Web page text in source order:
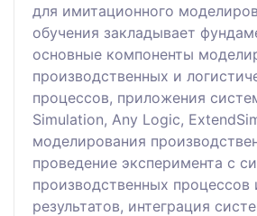
для имитационного
обучения закладывает
основные компоненты
производственных и
процессов, приложения
Simulation, Any Logic,
моделирования
проведение эксперимента с
производственных процессов
результатов, интеграция